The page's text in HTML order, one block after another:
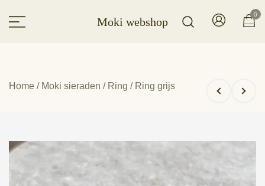
naar
Moki webshop
0
Home / Moki sieraden / Ring / Ring grijs